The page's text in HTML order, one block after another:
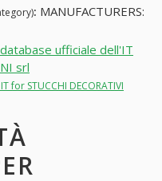
: MANUFACTURERS:
ufficiale dell'IT
srl
STUCCHI DECORATIVI